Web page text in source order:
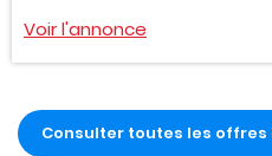
Voir l'annonce
Consulter toutes les